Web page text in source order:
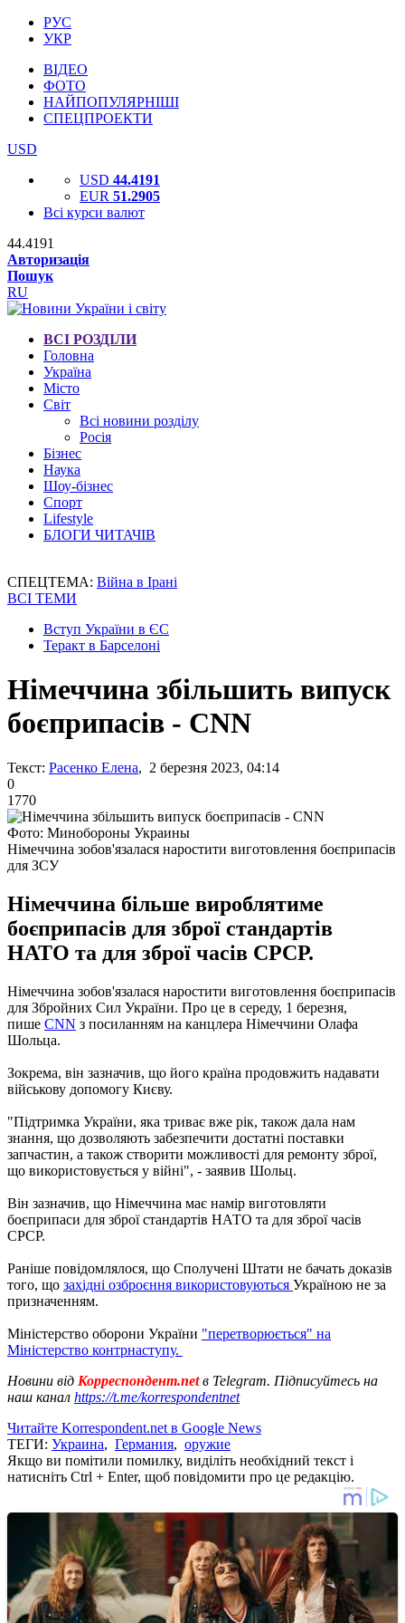
РУС
УКР
ВІДЕО
ФОТО
НАЙПОПУЛЯРНІШІ
СПЕЦПРОЕКТИ
USD
USD 44.4191
EUR 51.2905
Всі курси валют
44.4191
Авторизація
Пошук
RU
ВСІ РОЗДІЛИ
Головна
Україна
Місто
Світ
Всі новини розділу
Росія
Бізнес
Наука
Шоу-бізнес
Спорт
Lifestyle
БЛОГИ ЧИТАЧІВ
СПЕЦТЕМА: Війна в Ірані
ВСІ ТЕМИ
Вступ України в ЄС
Теракт в Барселоні
Німеччина збільшить випуск
боєприпасів - CNN
Текст: Расенко Елена, 2 березня 2023, 04:14
0
1770
Фото: Минобороны Украины
Німеччина зобов'язалася наростити виготовлення боєприпасів
для ЗСУ
Німеччина більше вироблятиме
боєприпасів для зброї стандартів
НАТО та для зброї часів СРСР.
Німеччина зобов'язалася наростити виготовлення боєприпасів
для Збройних Сил України. Про це в середу, 1 березня,
пише CNN з посиланням на канцлера Німеччини Олафа
Шольца.
Зокрема, він зазначив, що його країна продовжить надавати
військову допомогу Києву.
"Підтримка України, яка триває вже рік, також дала нам
знання, що дозволяють забезпечити достатні поставки
запчастин, а також створити можливості для ремонту зброї,
що використовується у війні", - заявив Шольц.
Він зазначив, що Німеччина має намір виготовляти
боєприпаси для зброї стандартів НАТО та для зброї часів
СРСР.
Раніше повідомлялося, що Сполучені Штати не бачать доказів
того, що західні озброєння використовуються Україною не за
призначенням.
Міністерство оборони України "перетворюється" на
Міністерство контрнаступу.
Новини від Корреспондент.netв Telegram. Підписуйтесь на
наш канал https://t.me/korrespondentnet
Читайте Korrespondent.net в Google News
ТЕГИ: Украина, Германия, оружие
Якщо ви помітили помилку, виділіть необхідний текст і
натисніть Ctrl + Enter, щоб повідомити про це редакцію.